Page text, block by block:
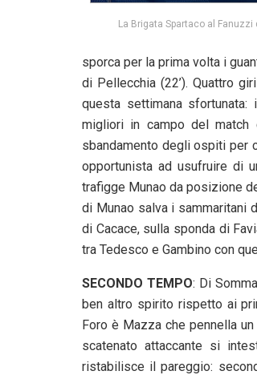
La Brigata Spartaco al Fanuzzi
sporca per la prima volta i
di Pellecchia (22’). Quattro
questa settimana
migliori in campo del match
sbandamento degli ospiti per
opportunista ad usufruire di
trafigge Munao da posizione
di Munao salva i sammaritani
di Cacace, sulla sponda di
tra Tedesco e Gambino con
SECONDO TEMPO: Di
ben altro spirito rispetto ai
Foro è Mazza che pennella
scatenato attaccante si
ristabilisce il pareggio: